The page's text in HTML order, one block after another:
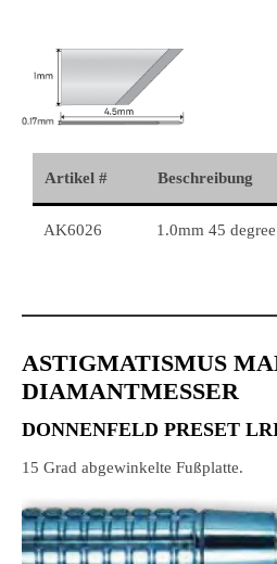
Artikel # Beschreibung
AK6026 1.0mm 45
ASTIGMATISMUS
DIAMANTMESSER
DONNENFELD PRESET
15 Grad abgewinkelte Fußplatte.